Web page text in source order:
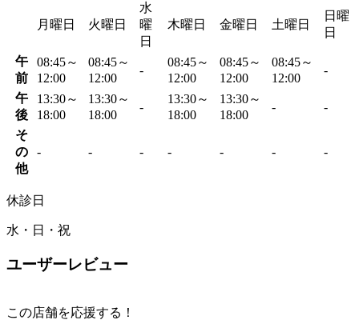
月曜日 火曜日
水
曜
日
木曜日 金曜日 土曜日
日曜
日
午
前
08:45～
12:00
08:45～
12:00
-
08:45～
12:00
08:45～
12:00
08:45～
12:00
-
午
後
13:30～
18:00
13:30～
18:00
-
13:30～
18:00
13:30～
18:00
- -
そ
の
他
- - - - - - -
休診日
水・日・祝
ユーザーレビュー
この店舗を応援する！